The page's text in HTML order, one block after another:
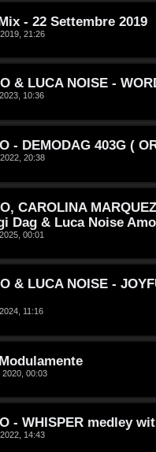
- 22 Settembre 2019
21:26
& LUCA NOISE -
10:36
- DEMODAG 403G (
20:38
CAROLINA
Dag & Luca Noise
00:01
& LUCA NOISE -
11:16
2020, 00:03
- WHISPER medley
14:43